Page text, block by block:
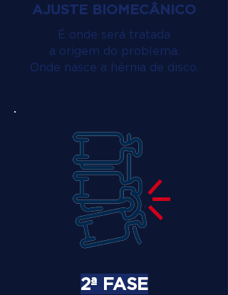
AJUSTE BIOMECÂNICO
É onde será tratada
a origem do problema.
Onde nasce a hérnia de disco.
2ª FASE